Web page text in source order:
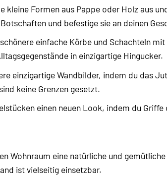
kleine Formen aus Pappe oder Holz aus
und befestige sie an deinen
einfache Körbe und Schachteln
in einzigartige Hingucker.
einzigartige Wandbilder, indem du das
keine Grenzen gesetzt.
einen neuen Look, indem du
Wohnraum eine natürliche und
ist vielseitig einsetzbar.